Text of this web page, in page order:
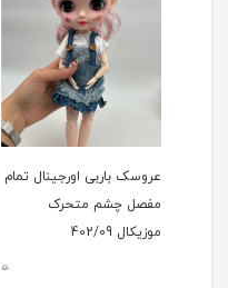
عروسک باربی اورجینال تمام
مفصل چشم متحرک
موزیکال 402/09
0